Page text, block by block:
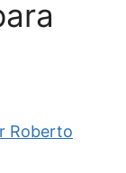
Roberto